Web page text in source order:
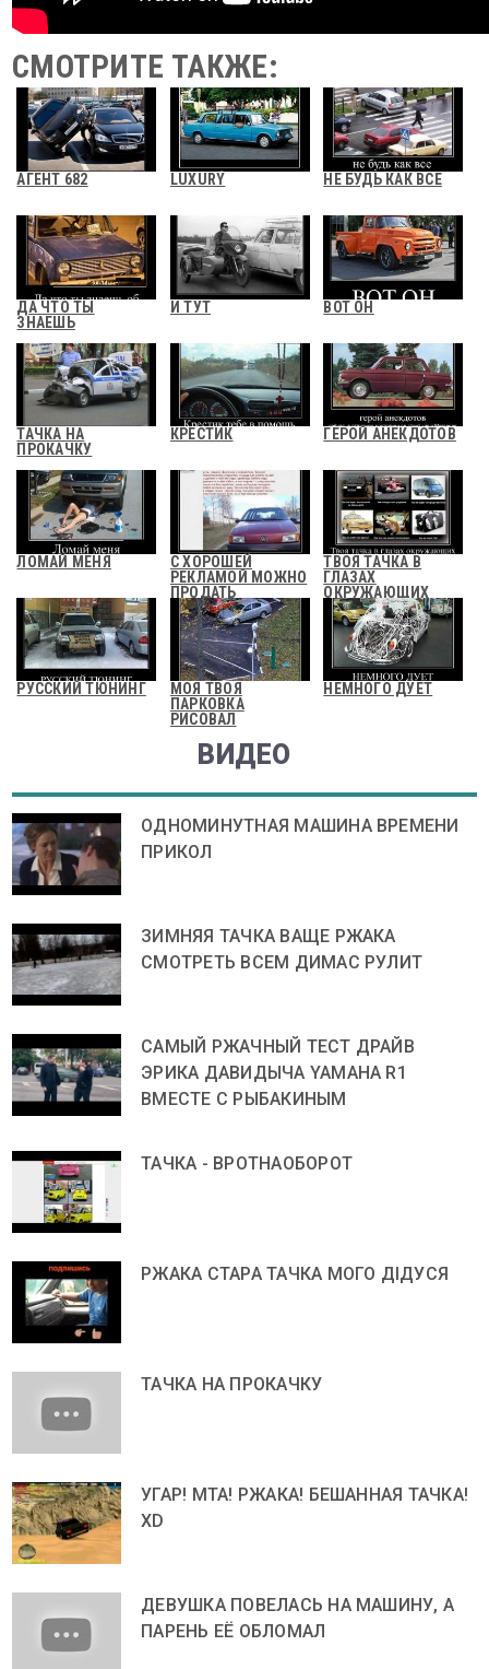
СМОТРИТЕ ТАКЖЕ:
АГЕНТ 682 LUXURY НЕ БУДЬ КАК ВСЕ
ДА ЧТО ТЫ
ЗНАЕШЬ
И ТУТ ВОТ ОН
ТАЧКА НА
ПРОКАЧКУ
КРЕСТИК ГЕРОЙ АНЕКДОТОВ
ЛОМАЙ МЕНЯ
С ХОРОШЕЙ
РЕКЛАМОЙ МОЖНО
ПРОДАТЬ
ТВОЯ ТАЧКА В
ГЛАЗАХ
ОКРУЖАЮЩИХ
РУССКИЙ ТЮНИНГ
МОЯ ТВОЯ
ПАРКОВКА
РИСОВАЛ
НЕМНОГО ДУЕТ
ВИДЕО
ОДНОМИНУТНАЯ МАШИНА ВРЕМЕНИ
ПРИКОЛ
ЗИМНЯЯ ТАЧКА ВАЩЕ РЖАКА
СМОТРЕТЬ ВСЕМ ДИМАС РУЛИТ
САМЫЙ РЖАЧНЫЙ ТЕСТ ДРАЙВ
ЭРИКА ДАВИДЫЧА YAMAHA R1
ВМЕСТЕ С РЫБАКИНЫМ
ТАЧКА - ВРОТНАОБОРОТ
РЖАКА СТАРА ТАЧКА МОГО ДІДУСЯ
ТАЧКА НА ПРОКАЧКУ
УГАР! МТА! РЖАКА! БЕШАННАЯ ТАЧКА!
ХD
ДЕВУШКА ПОВЕЛАСЬ НА МАШИНУ, А
ПАРЕНЬ ЕЁ ОБЛОМАЛ